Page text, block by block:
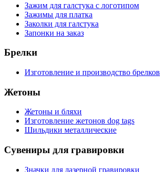
Зажим для галстука с логотипом
Зажимы для платка
Заколки для галстука
Запонки на заказ
Брелки
Изготовление и производство брелков
Жетоны
Жетоны и бляхи
Изготовление жетонов dog tags
Шильдики металлические
Сувениры для гравировки
Значки для лазерной гравировки